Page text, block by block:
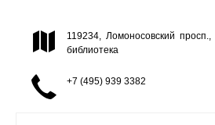
119234, Ломоносовский
библиотека
+7 (495) 939 3382